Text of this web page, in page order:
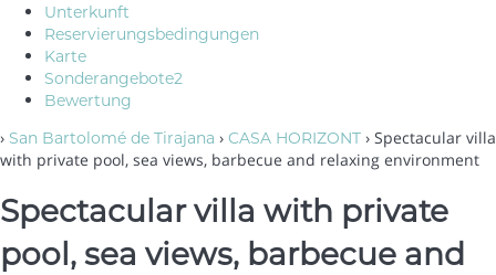
Unterkunft
Reservierungsbedingungen
Karte
Sonderangebote2
Bewertung
› San Bartolomé de Tirajana › CASA HORIZONT › Spectacular villa
with private pool, sea views, barbecue and relaxing environment
Spectacular villa with private
pool, sea views, barbecue and